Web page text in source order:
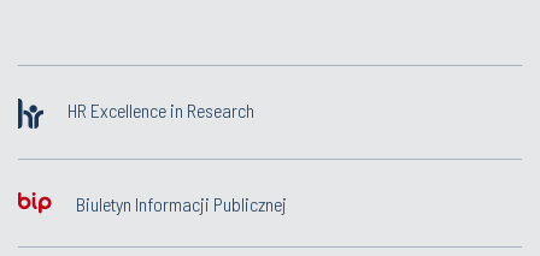
HR Excellence in Research
Biuletyn Informacji Publicznej